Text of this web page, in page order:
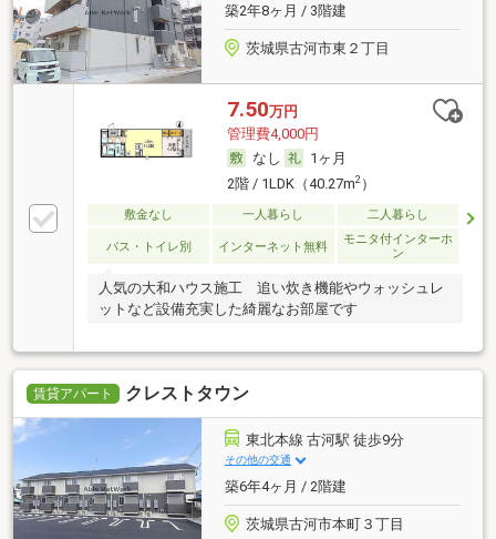
築2年8ヶ月 / 3階建
茨城県古河市東２丁目
7.50万円
管理費4,000円
なし
1ヶ月
2階 / 1LDK（40.27m2）
敷金なし 一人暮らし 二人暮らし
バス・トイレ別 インターネット無料
モニタ付インターホ
ン
人気の大和ハウス施工 追い炊き機能やウォッシュレ
ットなど設備充実した綺麗なお部屋です
賃貸アパート クレストタウン
東北本線 古河駅 徒歩9分
その他の交通
築6年4ヶ月 / 2階建
茨城県古河市本町３丁目